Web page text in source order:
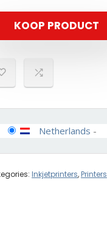
KOOP PRODUCT
Netherlands -
Inkjetprinters,Printers